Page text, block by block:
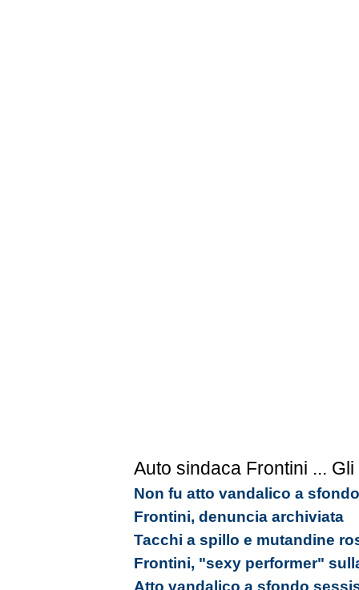
Auto sindaca Frontini ...
Non fu atto vandalico a
Frontini, denuncia archiviata
Tacchi a spillo e mutandine
Frontini, "sexy performer"
Atto vandalico a sfondo